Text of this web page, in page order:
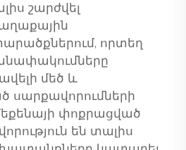
շարժվել
որտեղ
մեծ և
փոքրացված
են տալիս